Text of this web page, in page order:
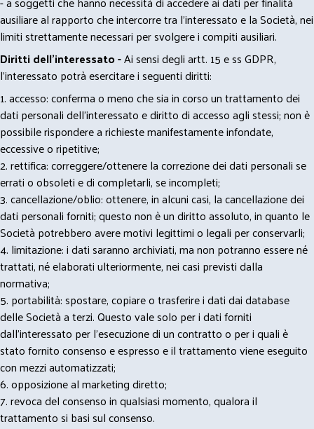
ausiliare al rapporto che intercorre tra l’interessato e la Società, nei
limiti strettamente necessari per svolgere i compiti ausiliari.
Diritti dell’interessato -Ai sensi degli artt. 15 e ss GDPR,
l’interessato potrà esercitare i seguenti diritti:
1. accesso: conferma o meno che sia in corso un trattamento dei
dati personali dell’interessato e diritto di accesso agli stessi; non è
possibile rispondere a richieste manifestamente infondate,
eccessive o ripetitive;
2. rettifica: correggere/ottenere la correzione dei dati personali se
errati o obsoleti e di completarli, se incompleti;
3. cancellazione/oblio: ottenere, in alcuni casi, la cancellazione dei
dati personali forniti; questo non è un diritto assoluto, in quanto le
Società potrebbero avere motivi legittimi o legali per conservarli;
4. limitazione: i dati saranno archiviati, ma non potranno essere né
trattati, né elaborati ulteriormente, nei casi previsti dalla
normativa;
5. portabilità: spostare, copiare o trasferire i dati dai database
delle Società a terzi. Questo vale solo per i dati forniti
dall’interessato per l’esecuzione di un contratto o per i quali è
stato fornito consenso e espresso e il trattamento viene eseguito
con mezzi automatizzati;
6. opposizione al marketing diretto;
7. revoca del consenso in qualsiasi momento, qualora il
trattamento si basi sul consenso.